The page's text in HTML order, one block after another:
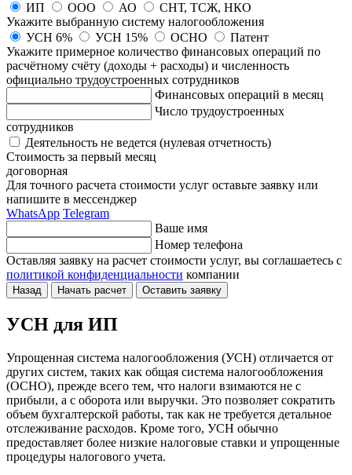
ИП
ООО АО
СНТ, ТСЖ, НКО
Укажите выбранную систему налогообложения
УСН 6%
УСН 15% ОСНО
Патент
Укажите примерное количество финансовых операций по
расчётному счёту (доходы + расходы) и численность
официально трудоустроенных сотрудников
Финансовых операций в месяц
Число трудоустроенных
сотрудников
Деятельность не ведется (нулевая отчетность)
Стоимость за первый месяц
договорная
Для точного расчета стоимости услуг оставьте заявку или
напишите в мессенджер
WhatsApp Telegram
Ваше имя
Номер телефона
Оставляя заявку на расчет стоимости услуг, вы соглашаетесь с
политикой конфиденциальности компании
Назад Начать расчет Оставить заявку
УСН для ИП
Упрощенная система налогообложения (УСН) отличается от
других систем, таких как общая система налогообложения
(ОСНО), прежде всего тем, что налоги взимаются не с
прибыли, а с оборота или выручки. Это позволяет сократить
объем бухгалтерской работы, так как не требуется детальное
отслеживание расходов. Кроме того, УСН обычно
предоставляет более низкие налоговые ставки и упрощенные
процедуры налогового учета.